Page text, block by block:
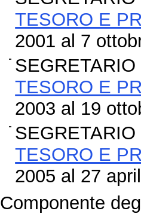
TESORO E
2001 al 7
TESORO E
2003 al 19
TESORO E
2005 al 27
Componente